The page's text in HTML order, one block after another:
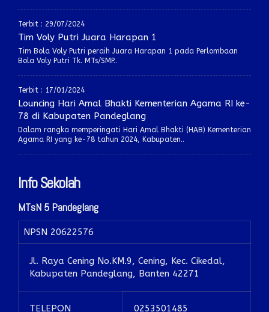
Terbit : 29/07/2024
Tim Voly Putri Juara Harapan 1
Tim Bola Voly Putri peraih Juara Harapan 1 pada Perlombaan
Bola Voly Putri Tk. MTs/SMP..
Terbit : 17/01/2024
Louncing Hari Amal Bhakti Kementerian Agama RI ke-
78 di Kabupaten Pandeglang
Dalam rangka memperingati Hari Amal Bhakti (HAB) Kementerian
Agama RI yang ke-78 tahun 2024, Kabupaten..
Info Sekolah
MTsN 5 Pandeglang
NPSN 20622576
Jl. Raya Cening No.KM.9, Cening, Kec. Cikedal,
Kabupaten Pandeglang, Banten 42271
TELEPON 0253501485